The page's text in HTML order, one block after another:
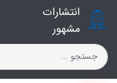
انتشارات
مشهور